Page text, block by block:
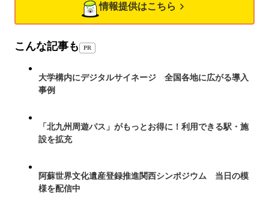
情報提供はこちら
こんな記事も PR
大学構内にデジタルサイネージ 全国各地に広がる導入
事例
「北九州周遊パス」がもっとお得に！利用できる駅・施
設を拡充
阿蘇世界文化遺産登録推進関西シンポジウム 当日の模
様を配信中